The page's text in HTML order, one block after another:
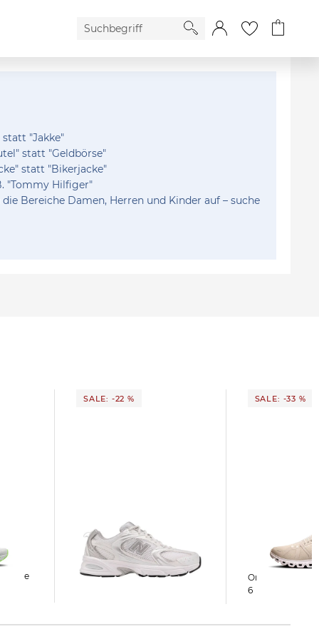
statt "Jakke"
statt "Geldbörse"
statt "Bikerjacke"
"Tommy Hilfiger"
Bereiche Damen, Herren und Kinder auf – suche
SALE: -22 %
New Balance | Sneaker MR
SALE: -33 %
On | Damen Sneaker CLOUD
6